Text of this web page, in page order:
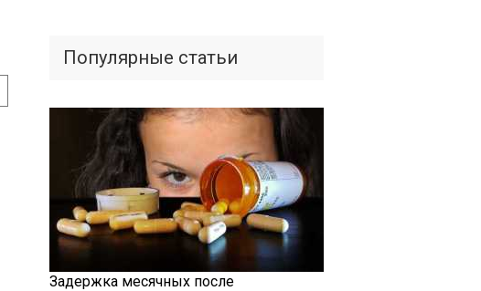
Популярные статьи
Задержка месячных после